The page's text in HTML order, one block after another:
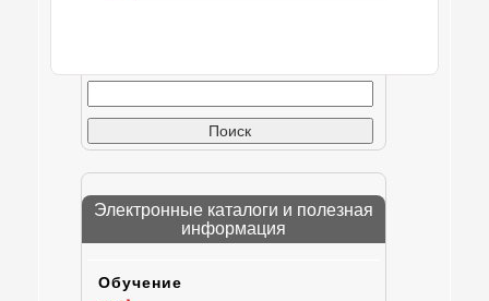
Найти:
Электронные каталоги и полезная
информация
Обучение